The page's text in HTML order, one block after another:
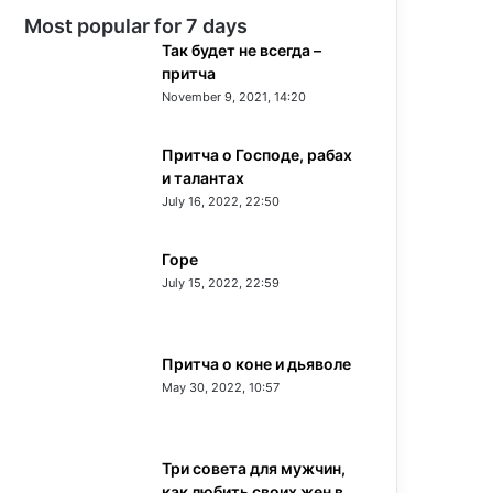
Most popular for 7 days
Так будет не всегда –
притча
November 9, 2021, 14:20
Притча о Господе, рабах
и талантах
July 16, 2022, 22:50
Горе
July 15, 2022, 22:59
Притча о коне и дьяволе
May 30, 2022, 10:57
Три совета для мужчин,